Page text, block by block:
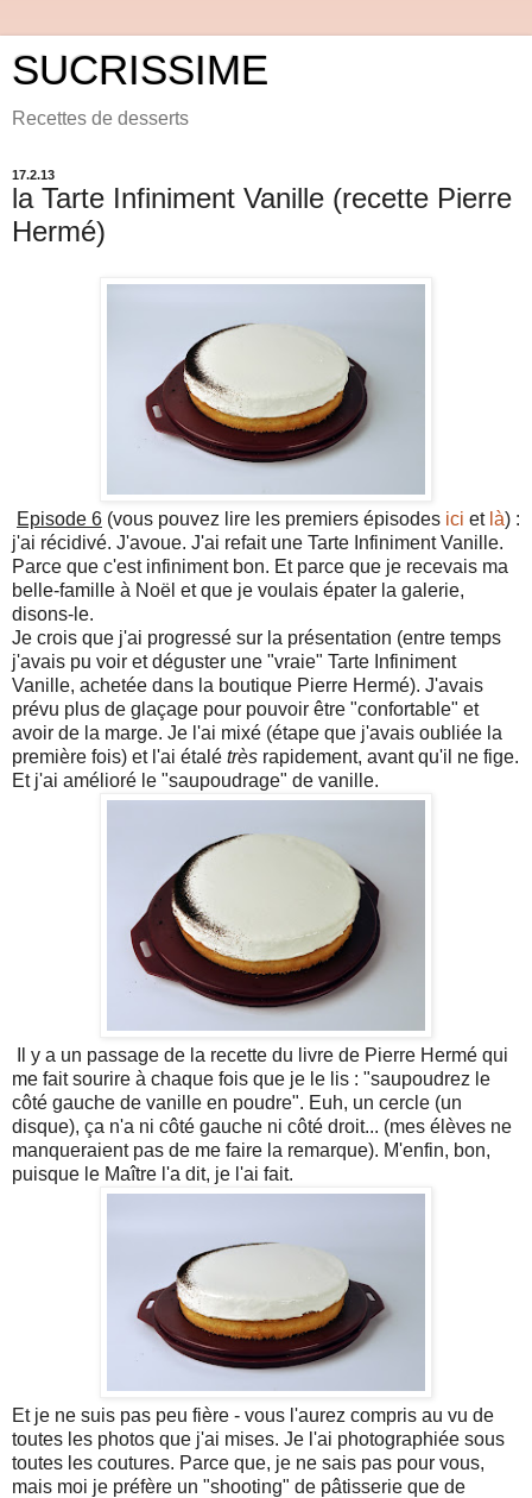
SUCRISSIME
Recettes de desserts
17.2.13
la Tarte Infiniment Vanille (recette Pierre
Hermé)
Episode 6 (vous pouvez lire les premiers épisodes ici et là) :
j'ai récidivé. J'avoue. J'ai refait une Tarte Infiniment Vanille.
Parce que c'est infiniment bon. Et parce que je recevais ma
belle-famille à Noël et que je voulais épater la galerie,
disons-le.
Je crois que j'ai progressé sur la présentation (entre temps
j'avais pu voir et déguster une "vraie" Tarte Infiniment
Vanille, achetée dans la boutique Pierre Hermé). J'avais
prévu plus de glaçage pour pouvoir être "confortable" et
avoir de la marge. Je l'ai mixé (étape que j'avais oubliée la
première fois) et l'ai étalé très rapidement, avant qu'il ne fige.
Et j'ai amélioré le "saupoudrage" de vanille.
Il y a un passage de la recette du livre de Pierre Hermé qui
me fait sourire à chaque fois que je le lis : "saupoudrez le
côté gauche de vanille en poudre". Euh, un cercle (un
disque), ça n'a ni côté gauche ni côté droit... (mes élèves ne
manqueraient pas de me faire la remarque). M'enfin, bon,
puisque le Maître l'a dit, je l'ai fait.
Et je ne suis pas peu fière - vous l'aurez compris au vu de
toutes les photos que j'ai mises. Je l'ai photographiée sous
toutes les coutures. Parce que, je ne sais pas pour vous,
mais moi je préfère un "shooting" de pâtisserie que de